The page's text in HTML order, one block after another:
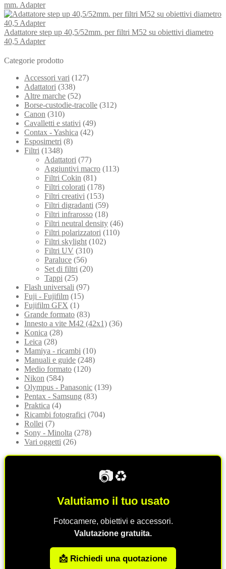
mm. Adapter
Adattatore step up 40,5/52mm. per filtri M52 su obiettivi diametro
40,5 Adapter
Categorie prodotto
Accessori vari (127)
Adattatori (338)
Altre marche (52)
Borse-custodie-tracolle (312)
Canon (310)
Cavalletti e stativi (49)
Contax - Yashica (42)
Esposimetri (8)
Filtri (1348)
Adattatori (77)
Aggiuntivi macro (113)
Filtri Cokin (81)
Filtri colorati (178)
Filtri creativi (153)
Filtri digradanti (59)
Filtri infrarosso (18)
Filtri neutral density (46)
Filtri polarizzatori (110)
Filtri skylight (102)
Filtri UV (310)
Paraluce (56)
Set di filtri (20)
Tappi (25)
Flash universali (97)
Fuji - Fujifilm (15)
Fujifilm GFX (1)
Grande formato (83)
Innesto a vite M42 (42x1) (36)
Konica (28)
Leica (28)
Mamiya - ricambi (10)
Manuali e guide (248)
Medio formato (120)
Nikon (584)
Olympus - Panasonic (139)
Pentax - Samsung (83)
Praktica (4)
Ricambi fotografici (704)
Rollei (7)
Sony - Minolta (278)
Vari oggetti (26)
📷♻️
Valutiamo il tuo usato
Fotocamere, obiettivi e accessori.
Valutazione gratuita.
📩 Richiedi una quotazione